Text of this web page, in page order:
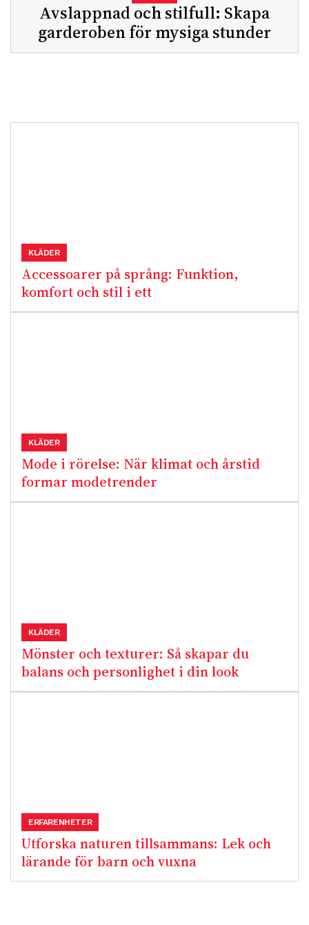
Avslappnad och stilfull: Skapa
garderoben för mysiga stunder
Accessoarer på språng: Funktion,
komfort och stil i ett
KLÄDER
Mode i rörelse: När klimat och årstid
formar modetrender
KLÄDER
Mönster och texturer: Så skapar du
balans och personlighet i din look
KLÄDER
Utforska naturen tillsammans: Lek och
lärande för barn och vuxna
ERFARENHETER